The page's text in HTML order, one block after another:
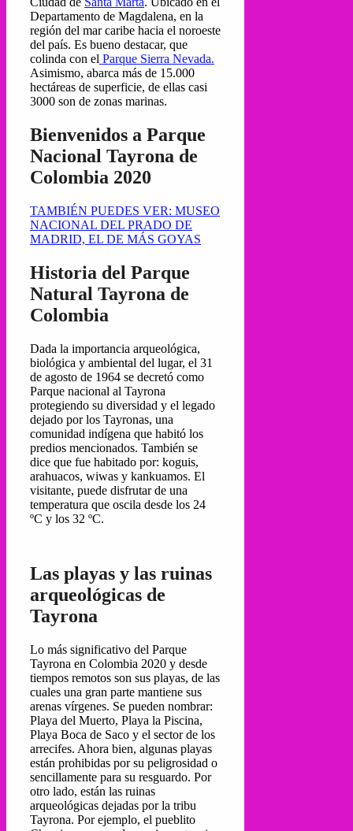
Departamento de Magdalena, en la
región del mar caribe hacia el noroeste
del país. Es bueno destacar, que
colinda con el Parque Sierra Nevada.
Asimismo, abarca más de 15.000
hectáreas de superficie, de ellas casi
3000 son de zonas marinas.
Bienvenidos a Parque
Nacional Tayrona de
Colombia 2020
TAMBIÉN PUEDES VER: MUSEO
NACIONAL DEL PRADO DE
MADRID, EL DE MÁS GOYAS
Historia del Parque
Natural Tayrona de
Colombia
Dada la importancia arqueológica,
biológica y ambiental del lugar, el 31
de agosto de 1964 se decretó como
Parque nacional al Tayrona
protegiendo su diversidad y el legado
dejado por los Tayronas, una
comunidad indígena que habitó los
predios mencionados. También se
dice que fue habitado por: koguis,
arahuacos, wiwas y kankuamos. El
visitante, puede disfrutar de una
temperatura que oscila desde los 24
ºC y los 32 ºC.
Las playas y las ruinas
arqueológicas de
Tayrona
Lo más significativo del Parque
Tayrona en Colombia 2020 y desde
tiempos remotos son sus playas, de las
cuales una gran parte mantiene sus
arenas vírgenes. Se pueden nombrar:
Playa del Muerto, Playa la Piscina,
Playa Boca de Saco y el sector de los
arrecifes. Ahora bien, algunas playas
están prohibidas por su peligrosidad o
sencillamente para su resguardo. Por
otro lado, están las ruinas
arqueológicas dejadas por la tribu
Tayrona. Por ejemplo, el pueblito